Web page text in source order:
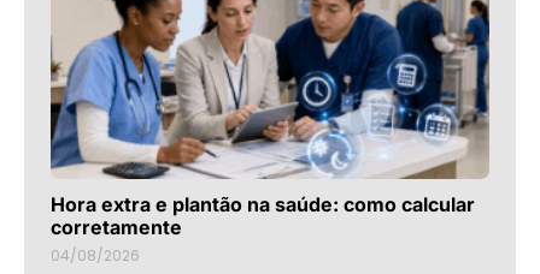
Hora extra e plantão na saúde: como calcular
corretamente
04/08/2026